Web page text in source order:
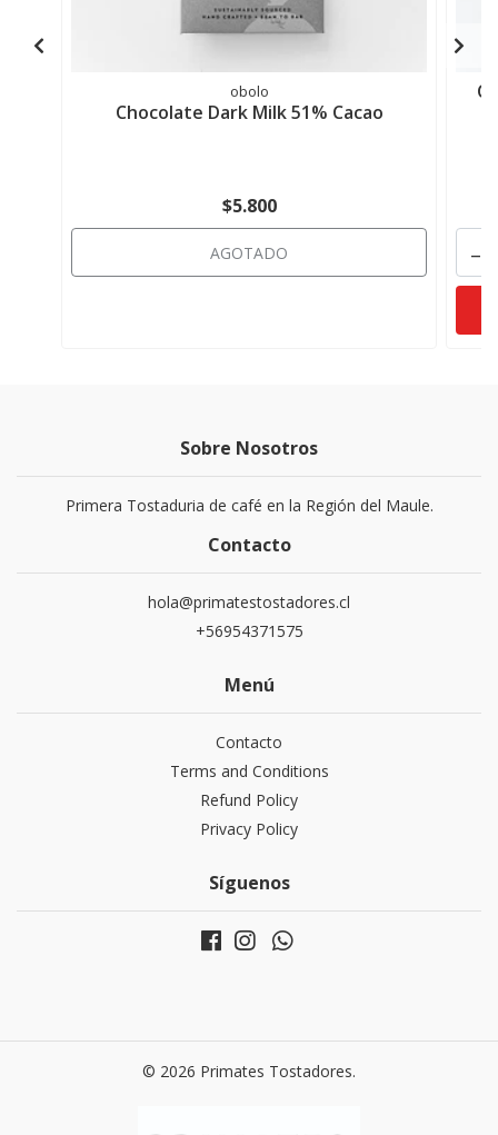
obolo
Chocolate Dark Milk 51% Cacao
$5.800
AGOTADO -
Sobre Nosotros
Primera Tostaduria de café en la Región del Maule.
Contacto
hola@primatestostadores.cl
+56954371575
Menú
Contacto
Terms and Conditions
Refund Policy
Privacy Policy
Síguenos
© 2026 Primates Tostadores.